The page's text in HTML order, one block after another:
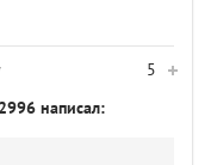
5
написал: